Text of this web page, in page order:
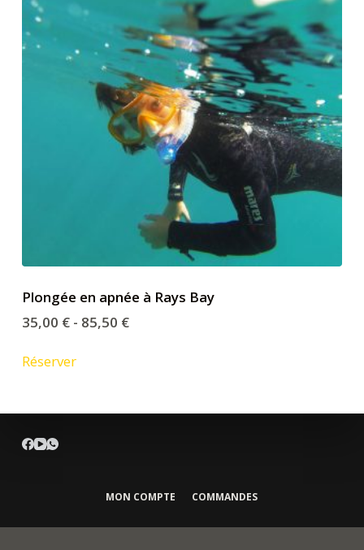
Plongée en apnée à Rays Bay
35,00 €- 85,50 €
Réserver
MON COMPTE COMMANDES